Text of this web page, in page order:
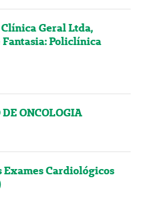
Geral Ltda,
Policlínica
ONCOLOGIA
Cardiológicos